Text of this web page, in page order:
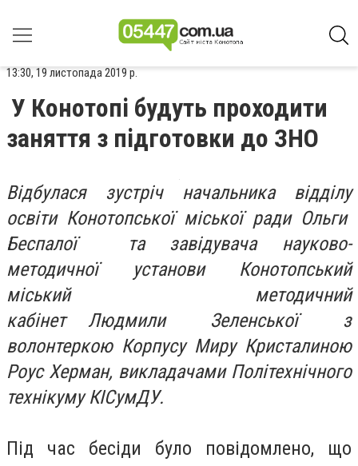
13:30, 19 листопада 2019 р.
У Конотопі будуть проходити
заняття з підготовки до ЗНО
Відбулася зустріч начальника відділу
освіти Конотопської міської ради Ольги
Беспалої та завідувача науково-
методичної установи Конотопський
міський методичний
кабінет Людмили Зеленської з
волонтеркою Корпусу Миру Кристалиною
Роус Херман, викладачами Політехнічного
технікуму КІСумДУ.
Під час бесіди було повідомлено, що